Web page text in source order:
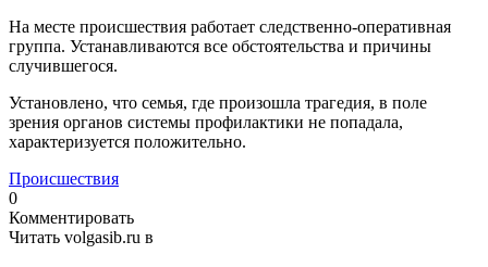
На месте происшествия работает следственно-оперативная
группа. Устанавливаются все обстоятельства и причины
случившегося.
Установлено, что семья, где произошла трагедия, в поле
зрения органов системы профилактики не попадала,
характеризуется положительно.
Происшествия
0
Комментировать
Читать volgasib.ru в